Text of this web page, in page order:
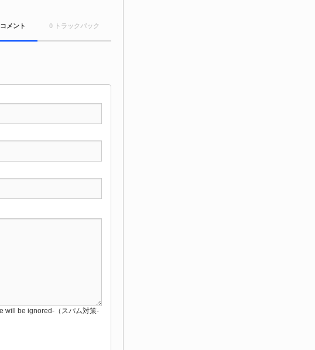
メント 0 トラックバック
will be ignored-（スパム対策-